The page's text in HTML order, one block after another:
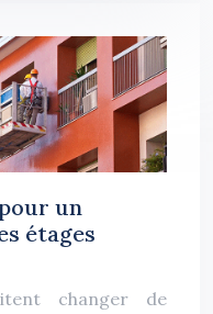
un
étages
changer de